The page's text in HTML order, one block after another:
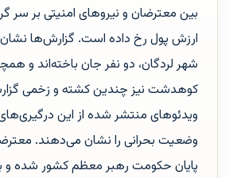
بین معترضان و نیروهای امنیتی بر سر
ارزش پول رخ داده است. گزارش‌ها
شهر لردگان، دو نفر جان باخته‌اند و
کوهدشت نیز چندین کشته و زخمی
ویدئوهای منتشر شده از این درگیری‌های
وضعیت بحرانی را نشان می‌دهند.
پایان حکومت رهبر معظم کشور شده و